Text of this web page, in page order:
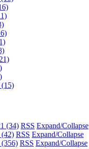
(15)
(34) RSS Expand/Collapse
(42) RSS Expand/Collapse
(356) RSS Expand/Collapse